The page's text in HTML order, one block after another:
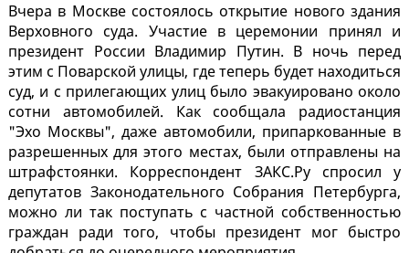
Вчера в Москве состоялось открытие нового здания
Верховного суда. Участие в церемонии принял и
президент России Владимир Путин. В ночь перед
этим с Поварской улицы, где теперь будет находиться
суд, и с прилегающих улиц было эвакуировано около
сотни автомобилей. Как сообщала радиостанция
"Эхо Москвы", даже автомобили, припаркованные в
разрешенных для этого местах, были отправлены на
штрафстоянки. Корреспондент ЗАКС.Ру спросил у
депутатов Законодательного Собрания Петербурга,
можно ли так поступать с частной собственностью
граждан ради того, чтобы президент мог быстро